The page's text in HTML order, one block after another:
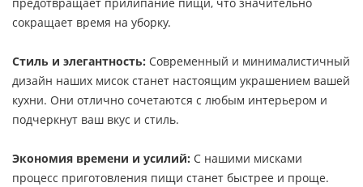
сокращает время на уборку.
Стиль и элегантность: Современный и минималистичный
дизайн наших мисок станет настоящим украшением вашей
кухни. Они отлично сочетаются с любым интерьером и
подчеркнут ваш вкус и стиль.
Экономия времени и усилий: С нашими мисками
процесс приготовления пищи станет быстрее и проще.